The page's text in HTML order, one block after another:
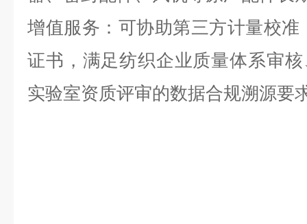
增值服务：可协助第三方计量校
证书，满足纺织企业质量体系审
实验室资质评审的数据合规溯源要